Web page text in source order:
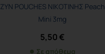
ZYN POUCHES ΝΙΚΟΤΙΝΗΣ Peach
Mini 3mg
5,50€
Σε απόθεμα